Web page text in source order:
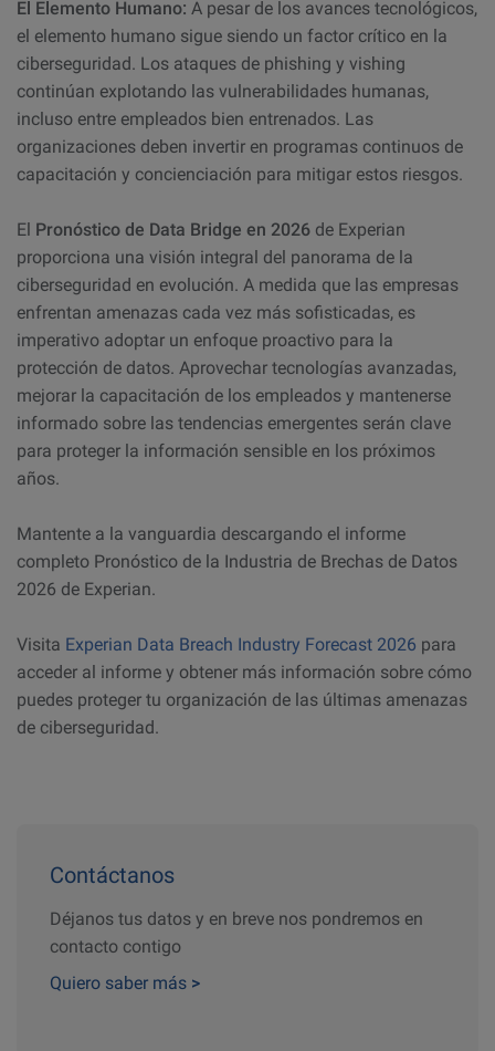
El Elemento Humano: A pesar de los avances tecnológicos,
el elemento humano sigue siendo un factor crítico en la
ciberseguridad. Los ataques de phishing y vishing
continúan explotando las vulnerabilidades humanas,
incluso entre empleados bien entrenados. Las
organizaciones deben invertir en programas continuos de
capacitación y concienciación para mitigar estos riesgos.
El Pronóstico de Data Bridge en 2026 de Experian
proporciona una visión integral del panorama de la
ciberseguridad en evolución. A medida que las empresas
enfrentan amenazas cada vez más sofisticadas, es
imperativo adoptar un enfoque proactivo para la
protección de datos. Aprovechar tecnologías avanzadas,
mejorar la capacitación de los empleados y mantenerse
informado sobre las tendencias emergentes serán clave
para proteger la información sensible en los próximos
años.
Mantente a la vanguardia descargando el informe
completo Pronóstico de la Industria de Brechas de Datos
2026 de Experian.
Visita Experian Data Breach Industry Forecast 2026 para
acceder al informe y obtener más información sobre cómo
puedes proteger tu organización de las últimas amenazas
de ciberseguridad.
Contáctanos
Déjanos tus datos y en breve nos pondremos en
contacto contigo
Quiero saber más >